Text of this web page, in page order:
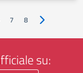
7 8 Pagina
su: